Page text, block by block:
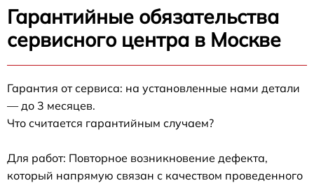
Гарантийные обязательства
сервисного центра в Москве
Гарантия от сервиса: на установленные нами детали
— до 3 месяцев.
Что считается гарантийным случаем?
Для работ: Повторное возникновение дефекта,
который напрямую связан с качеством проведенного